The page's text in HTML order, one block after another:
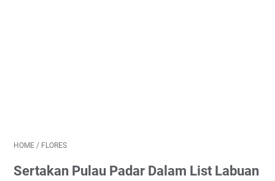
HOME / FLORES
Sertakan Pulau Padar Dalam List Labuan